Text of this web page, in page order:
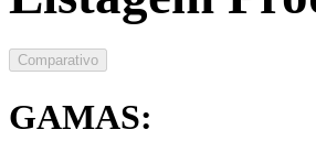
Comparativo
GAMAS: